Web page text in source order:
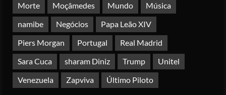
Morte
Moçâmedes Mundo
Música
namibe
Negócios
Papa Leão XIV
Piers Morgan
Portugal
Real Madrid
Sara Cuca
sharam Diniz Trump
Unitel
Venezuela
Zapviva Último Piloto